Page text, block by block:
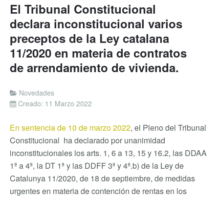
El Tribunal Constitucional
declara inconstitucional varios
preceptos de la Ley catalana
11/2020 en materia de contratos
de arrendamiento de vivienda.
Novedades
Creado: 11 Marzo 2022
En sentencia de 10 de marzo 2022, el Pleno del Tribunal
Constitucional ha declarado por unanimidad
inconstitucionales los arts. 1, 6 a 13, 15 y 16.2, las DDAA
1ª a 4ª, la DT 1ª y las DDFF 3ª y 4ª.b) de la Ley de
Catalunya 11/2020, de 18 de septiembre, de medidas
urgentes en materia de contención de rentas en los